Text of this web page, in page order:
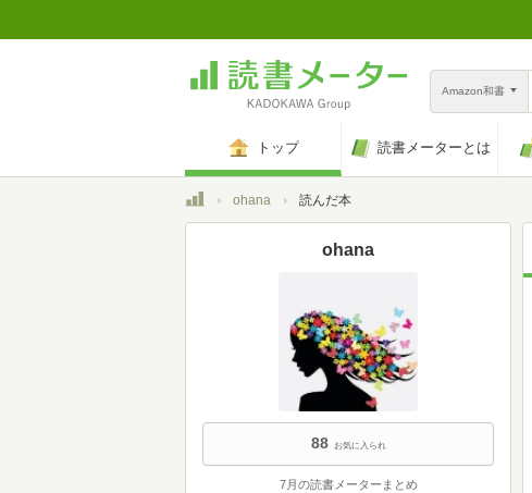
Amazon和書
トップ 読書メーターとは
トップohana 読んだ本
ohana
88 お気に入られ
7月の読書メーターまとめ